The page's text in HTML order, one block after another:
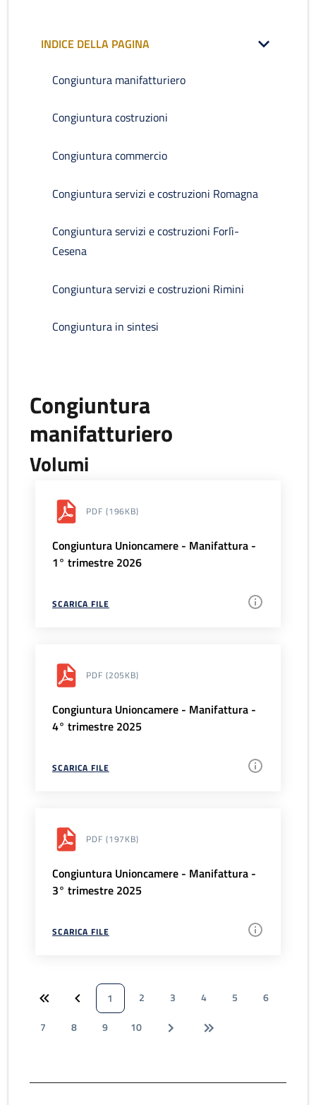
INDICE DELLA PAGINA
Congiuntura manifatturiero
Congiuntura costruzioni
Congiuntura commercio
Congiuntura servizi e costruzioni Romagna
Congiuntura servizi e costruzioni Forlì-
Cesena
Congiuntura servizi e costruzioni Rimini
Congiuntura in sintesi
Congiuntura
manifatturiero
Volumi
PDF (196KB)
Congiuntura Unioncamere - Manifattura -
1° trimestre 2026
SCARICA FILE
PDF (205KB)
Congiuntura Unioncamere - Manifattura -
4° trimestre 2025
SCARICA FILE
PDF (197KB)
Congiuntura Unioncamere - Manifattura -
3° trimestre 2025
SCARICA FILE
1 2 3 4 5
6
7
8 9 10